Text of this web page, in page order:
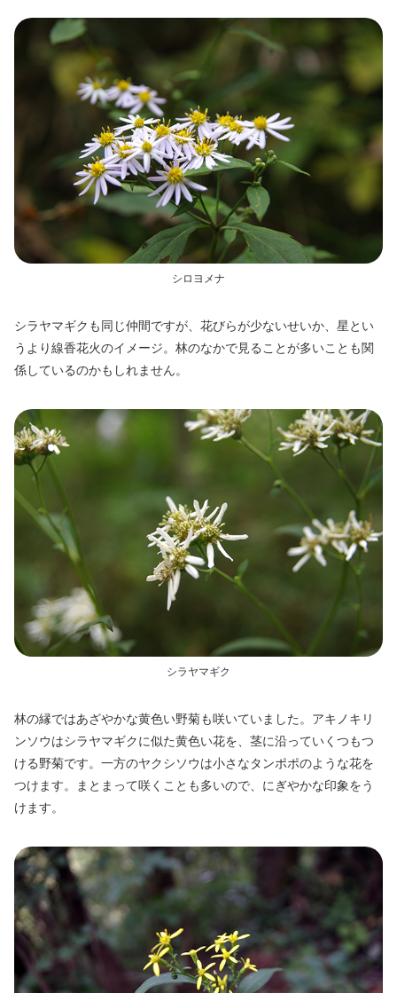
シロヨメナ
シラヤマギクも同じ仲間ですが、花びらが少ないせいか、星とい
うより線香花火のイメージ。林のなかで見ることが多いことも関
係しているのかもしれません。
シラヤマギク
林の縁ではあざやかな黄色い野菊も咲いていました。アキノキリ
ンソウはシラヤマギクに似た黄色い花を、茎に沿っていくつもつ
ける野菊です。一方のヤクシソウは小さなタンポポのような花を
つけます。まとまって咲くことも多いので、にぎやかな印象をう
けます。